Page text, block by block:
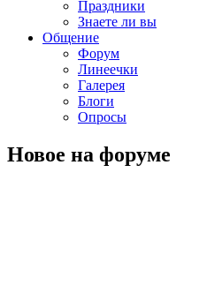
Праздники
Знаете ли вы
Общение
Форум
Линеечки
Галерея
Блоги
Опросы
Новое на форуме